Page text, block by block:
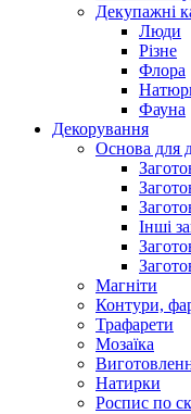
Декупажні
Люди
Різне
Флора
Фауна
Декорування
Основа для
Інші
Магніти
Контури,
Трафарети
Мозаїка
Натирки
Роспис по